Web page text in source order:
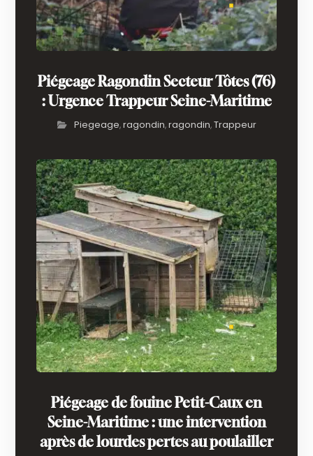
Piégeage Ragondin Secteur Tôtes (76)
: Urgence Trappeur Seine-Maritime
Piegeage,ragondin,ragondin,Trappeur
Piégeage de fouine Petit-Caux en
Seine-Maritime : une intervention
après de lourdes pertes au poulailler